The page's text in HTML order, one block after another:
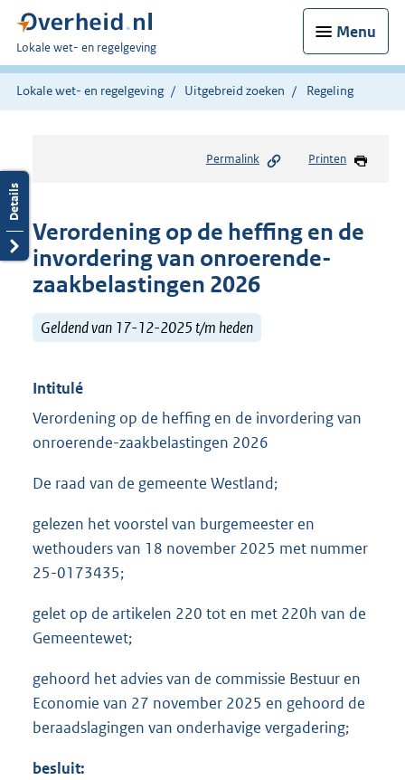
Menu
U
bent
hier:
Lokale wet- en regelgeving
Lokale wet- en regelgeving Uitgebreid zoeken Regeling
Permalink Printen
Verordening op de heffing en de
invordering van onroerende-
zaakbelastingen 2026
Geldend van 17-12-2025 t/m heden
Intitulé
Verordening op de heffing en de invordering van
onroerende-zaakbelastingen 2026
De raad van de gemeente Westland;
gelezen het voorstel van burgemeester en
wethouders van 18 november 2025 met nummer
25-0173435;
gelet op de artikelen 220 tot en met 220h van de
Gemeentewet;
gehoord het advies van de commissie Bestuur en
Economie van 27 november 2025 en gehoord de
beraadslagingen van onderhavige vergadering;
besluit: